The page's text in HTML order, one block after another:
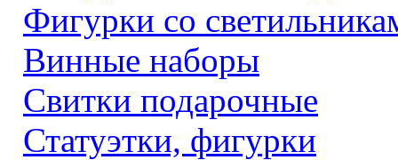
Фигурки со
Винные наборы
Свитки подарочные
Статуэтки, фигурки